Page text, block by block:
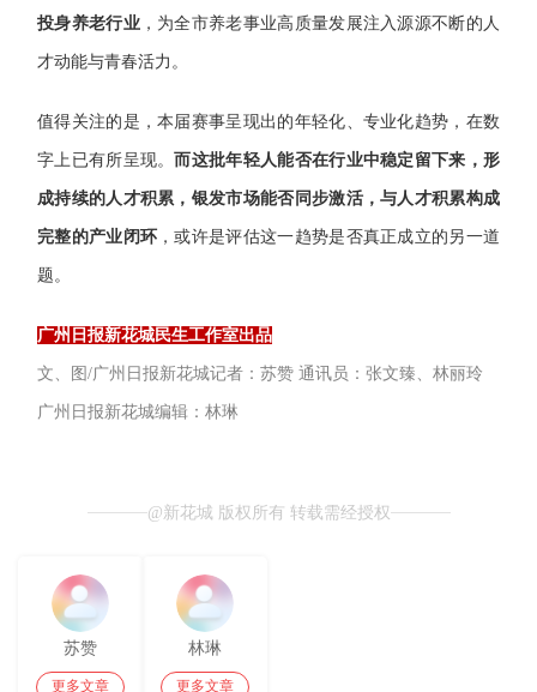
投身养老行业，为全市养老事业高质量发展注入源源不断的人
才动能与青春活力。
值得关注的是，本届赛事呈现出的年轻化、专业化趋势，在数
字上已有所呈现。而这批年轻人能否在行业中稳定留下来，形
成持续的人才积累，银发市场能否同步激活，与人才积累构成
完整的产业闭环 ，或许是评估这一趋势是否真正成立的另一道
题。
广州日报新花城民生工作室出品
文、图/广州日报新花城记者：苏赞 通讯员：张文臻、林丽玲
广州日报新花城编辑：林琳
@新花城 版权所有 转载需经授权
苏赞
更多文章
林琳
更多文章